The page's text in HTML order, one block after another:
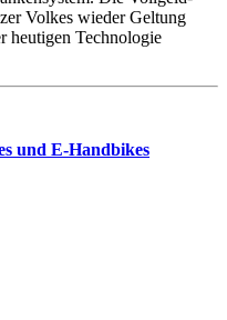
Volkes wieder Geltung
heutigen Technologie
und E-Handbikes